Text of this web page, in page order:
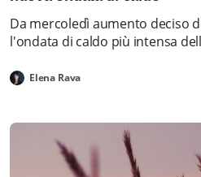
Da mercoledì aumento deciso
l'ondata di caldo più intensa
Elena Rava